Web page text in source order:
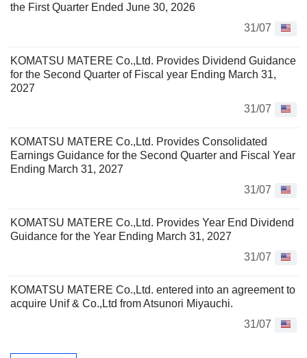
the First Quarter Ended June 30, 2026
31/07
KOMATSU MATERE Co.,Ltd. Provides Dividend Guidance
for the Second Quarter of Fiscal year Ending March 31,
2027
31/07
KOMATSU MATERE Co.,Ltd. Provides Consolidated
Earnings Guidance for the Second Quarter and Fiscal Year
Ending March 31, 2027
31/07
KOMATSU MATERE Co.,Ltd. Provides Year End Dividend
Guidance for the Year Ending March 31, 2027
31/07
KOMATSU MATERE Co.,Ltd. entered into an agreement to
acquire Unif & Co.,Ltd from Atsunori Miyauchi.
31/07